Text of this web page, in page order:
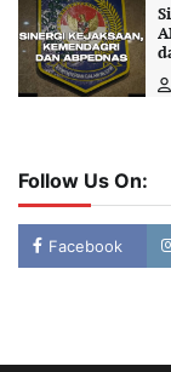
Follow Us On:
Facebook